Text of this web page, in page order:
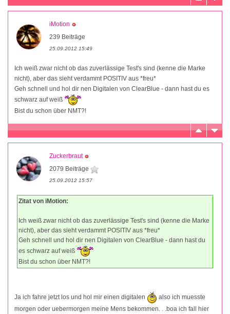
iMotion
239 Beiträge
25.09.2012 15:49
Ich weiß zwar nicht ob das zuverlässige Test's sind (kenne die Marke
nicht), aber das sieht verdammt POSITIV aus *freu*
Geh schnell und hol dir nen Digitalen von ClearBlue - dann hast du es
schwarz auf weiß
Bist du schon über NMT?!
Zuckerbraut
2079 Beiträge
25.09.2012 15:57
Zitat von iMotion:
Ich weiß zwar nicht ob das zuverlässige Test's sind (kenne die Marke
nicht), aber das sieht verdammt POSITIV aus *freu*
Geh schnell und hol dir nen Digitalen von ClearBlue - dann hast du
es schwarz auf weiß
Bist du schon über NMT?!
Ja ich fahre jetzt los und hol mir einen digitalen
also ich muesste
morgen oder uebermorgen meine Mens bekommen. . .boa ich fall hier